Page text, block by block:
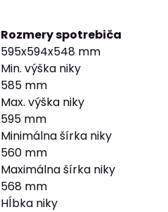
Rozmery spotrebiča
595x594x548 mm
Min. výška niky
585 mm
Max. výška niky
595 mm
Minimálna šírka niky
560 mm
Maximálna šírka niky
568 mm
Hĺbka niky